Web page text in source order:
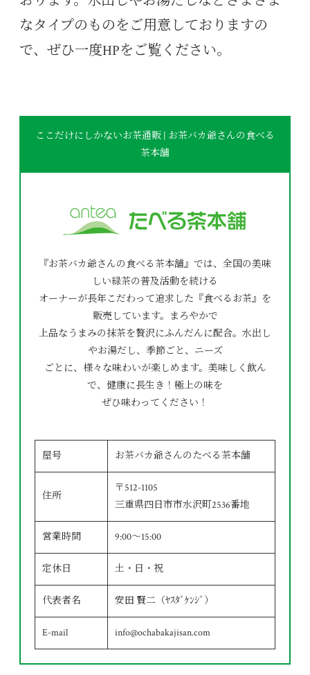
なタイプのものをご用意しておりますの
で、ぜひ一度HPをご覧ください。
ここだけにしかないお茶通販 | お茶バカ爺さんの食べる
茶本舗
『お茶バカ爺さんの食べる茶本舗』では、全国の美味
しい緑茶の普及活動を続ける
オーナーが長年こだわって追求した『食べるお茶』を
販売しています。まろやかで
上品なうまみの抹茶を贅沢にふんだんに配合。水出し
やお湯だし、季節ごと、ニーズ
ごとに、様々な味わいが楽しめます。美味しく飲ん
で、健康に長生き！極上の味を
ぜひ味わってください！
屋号 お茶バカ爺さんのたべる茶本舗
住所
〒512-1105
三重県四日市市水沢町2536番地
営業時間 9:00～15:00
定休日 土・日・祝
代表者名 安田 賢二（ﾔｽﾀﾞｹﾝｼﾞ）
E-mail info@ochabakajisan.com